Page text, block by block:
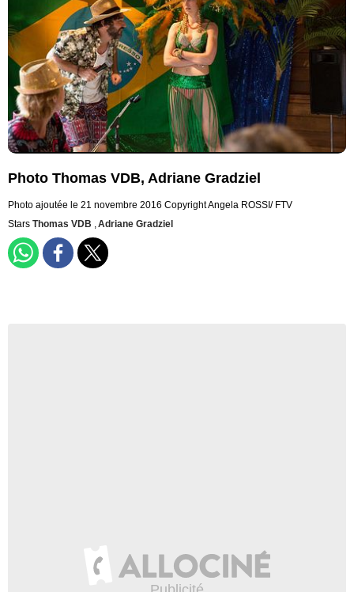
Photo Thomas VDB, Adriane Gradziel
Photo ajoutée le 21 novembre 2016 Copyright Angela ROSSI/ FTV
Stars Thomas VDB ,Adriane Gradziel